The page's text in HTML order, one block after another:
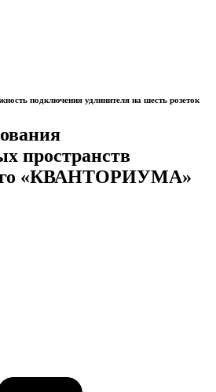
подключения удлинителя на шесть розеток
пространств
«КВАНТОРИУМА»